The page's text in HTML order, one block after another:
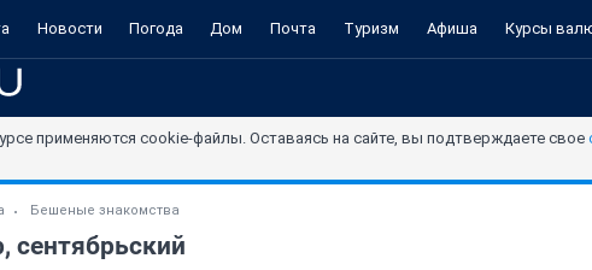
Новости Погода Дом Почта Туризм Афиша Курсы
применяются cookie-файлы. Оставаясь на сайте, вы подтверждаете свое
Бешеные знакомства
сентябрьский